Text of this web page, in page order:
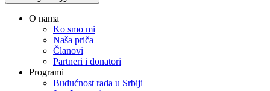
O nama
Ko smo mi
Naša priča
Članovi
Partneri i donatori
Programi
Budućnost rada u Srbiji